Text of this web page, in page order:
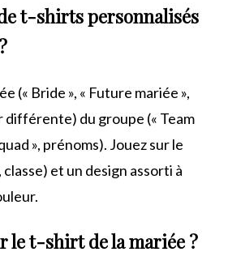
t-shirts personnalisés
(« Bride », « Future mariée »,
différente) du groupe (« Team
», prénoms). Jouez sur le
et un design assorti à
le t-shirt de la mariée ?